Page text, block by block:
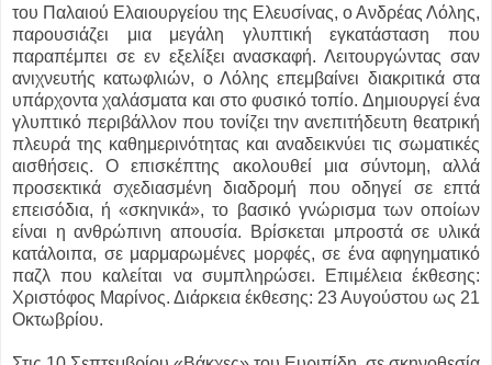
του Παλαιού Ελαιουργείου της Ελευσίνας, ο Ανδρέας Λόλης,
παρουσιάζει μια μεγάλη γλυπτική εγκατάσταση που
παραπέμπει σε εν εξελίξει ανασκαφή. Λειτουργώντας σαν
ανιχνευτής κατωφλιών, ο Λόλης επεμβαίνει διακριτικά στα
υπάρχοντα χαλάσματα και στο φυσικό τοπίο. Δημιουργεί ένα
γλυπτικό περιβάλλον που τονίζει την ανεπιτήδευτη θεατρική
πλευρά της καθημερινότητας και αναδεικνύει τις σωματικές
αισθήσεις. Ο επισκέπτης ακολουθεί μια σύντομη, αλλά
προσεκτικά σχεδιασμένη διαδρομή που οδηγεί σε επτά
επεισόδια, ή «σκηνικά», το βασικό γνώρισμα των οποίων
είναι η ανθρώπινη απουσία. Βρίσκεται μπροστά σε υλικά
κατάλοιπα, σε μαρμαρωμένες μορφές, σε ένα αφηγηματικό
παζλ που καλείται να συμπληρώσει. Επιμέλεια έκθεσης:
Χριστόφος Μαρίνος. Διάρκεια έκθεσης: 23 Αυγούστου ως 21
Οκτωβρίου.